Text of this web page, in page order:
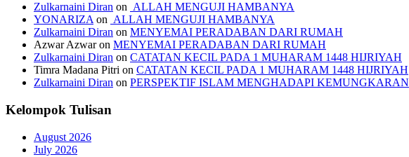
Zulkarnaini Diran on ALLAH MENGUJI HAMBANYA
YONARIZAon ALLAH MENGUJI HAMBANYA
Zulkarnaini Diran on MENYEMAI PERADABAN DARI RUMAH
Azwar Azwaron MENYEMAI PERADABAN DARI RUMAH
Zulkarnaini Diran on CATATAN KECIL PADA 1 MUHARAM 1448 HIJRIYAH
Timra Madana Pitri on CATATAN KECIL PADA 1 MUHARAM 1448 HIJRIYAH
Zulkarnaini Diran on PERSPEKTIF ISLAM MENGHADAPI KEMUNGKARAN
Kelompok Tulisan
August 2026
July 2026